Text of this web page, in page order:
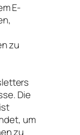
E-
zu
Die
um
zu